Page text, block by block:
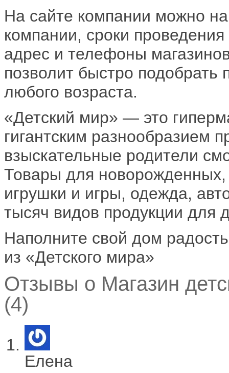
На сайте компании можно
компании, сроки
адрес и телефоны
позволит быстро
любого возраста.
«Детский мир» — это
гигантским разнообразием
взыскательные родители
Товары для
игрушки и игры, одежда,
тысяч видов продукции для
Наполните свой дом
из «Детского мира»
Отзывы о Магазин
(4)
Елена